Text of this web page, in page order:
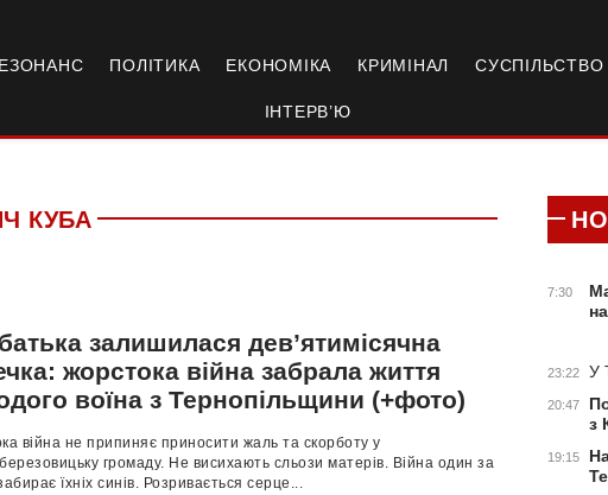
ПОЛІТИКА ЕКОНОМІКА КРИМІНАЛ СУСПІЛЬСТВО
ІНТЕРВ’Ю
КУБА
залишилася дев’ятимісячна
жорстока війна забрала життя
воїна з Тернопільщини (+фото)
війна не припиняє приносити жаль та скорботу у
громаду. Не висихають сльози матерів. Війна один за
їхніх синів. Розривається серце...
7:30
23:22 У
20:47
з
19:15